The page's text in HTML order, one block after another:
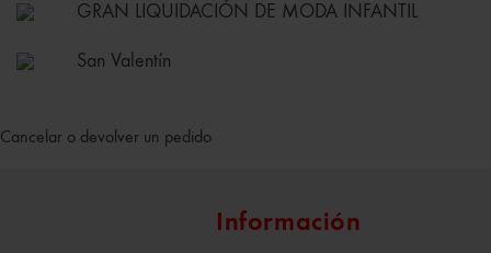
GRAN LIQUIDACIÓN DE MODA INFANTIL
San Valentín
Cancelar o devolver un pedido
Información